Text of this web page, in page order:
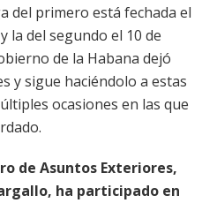
del primero está fechada el
la del segundo el 10 de
de la Habana dejó
y sigue haciéndolo a estas
ocasiones en las que
de Asuntos Exteriores,
ha participado en